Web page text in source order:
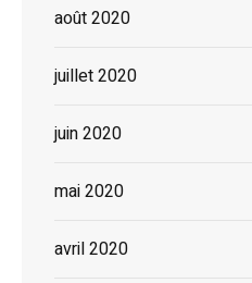
août 2020
juillet 2020
juin 2020
mai 2020
avril 2020